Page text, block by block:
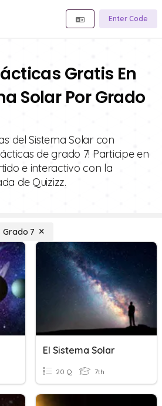
Enter Code
Gratis En
Solar Por Grado
del Sistema Solar con
de grado 7! Participe en
e interactivo con la
de Quizizz.
Grado 7
El Sistema Solar
20 Q 7th